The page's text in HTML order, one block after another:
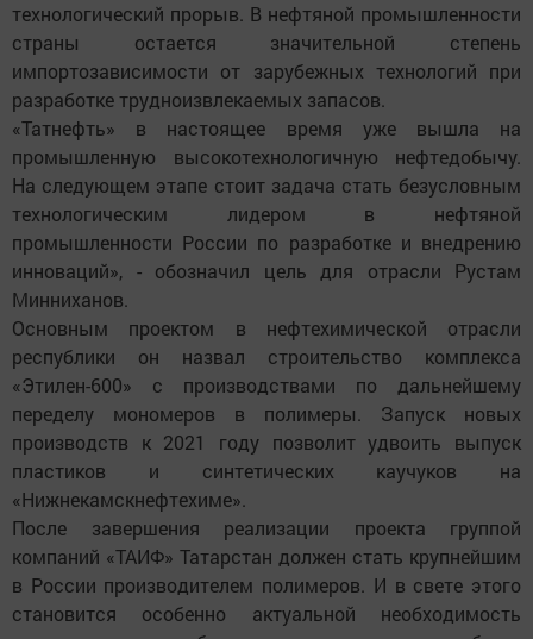
технологический прорыв. В нефтяной промышленности
страны остается значительной степень
импортозависимости от зарубежных технологий при
разработке трудноизвлекаемых запасов.
«Татнефть» в настоящее время уже вышла на
промышленную высокотехнологичную нефтедобычу.
На следующем этапе стоит задача стать безусловным
технологическим лидером в нефтяной
промышленности России по разработке и внедрению
инноваций», - обозначил цель для отрасли Рустам
Минниханов.
Основным проектом в нефтехимической отрасли
республики он назвал строительство комплекса
«Этилен-600» с производствами по дальнейшему
переделу мономеров в полимеры. Запуск новых
производств к 2021 году позволит удвоить выпуск
пластиков и синтетических каучуков на
«Нижнекамскнефтехиме».
После завершения реализации проекта группой
компаний «ТАИФ» Татарстан должен стать крупнейшим
в России производителем полимеров. И в свете этого
становится особенно актуальной необходимость